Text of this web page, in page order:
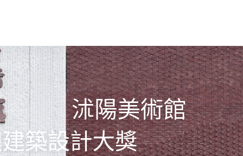
沭陽美術館
築設計大獎